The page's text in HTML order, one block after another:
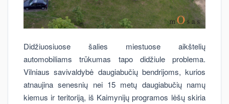
Didžiuosiuose šalies miestuose aikštelių
automobiliams trūkumas tapo didžiule problema.
Vilniaus savivaldybė daugiabučių bendrijoms, kurios
atnaujina senesnių nei 15 metų daugiabučių namų
kiemus ir teritoriją, iš Kaimynijų programos lėšų skiria